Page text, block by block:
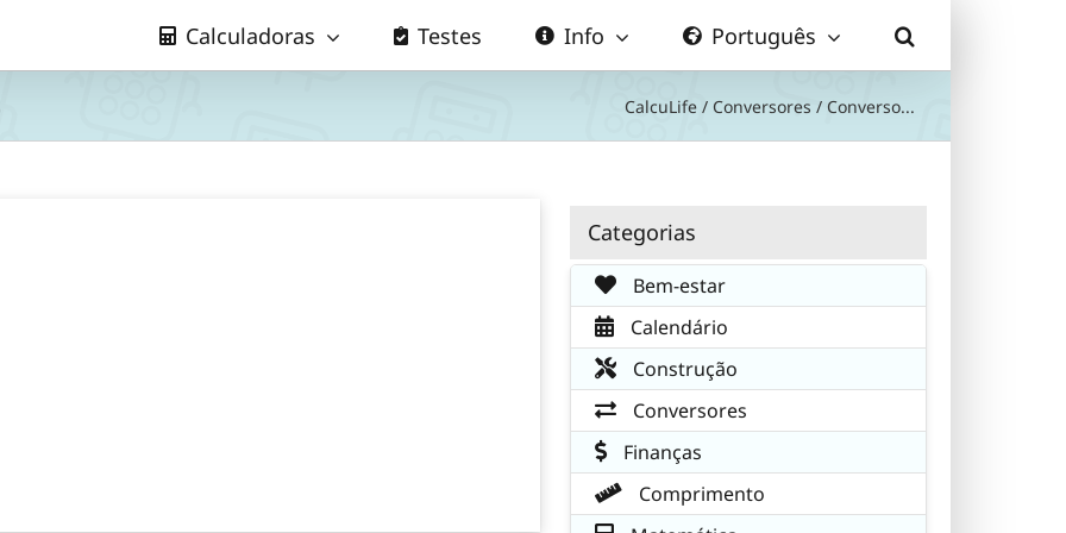
Calculadoras Testes Info Português
CalcuLife / Conversores / Converso...
Categorias
Bem-estar
Calendário
Construção
Conversores
Finanças
Comprimento